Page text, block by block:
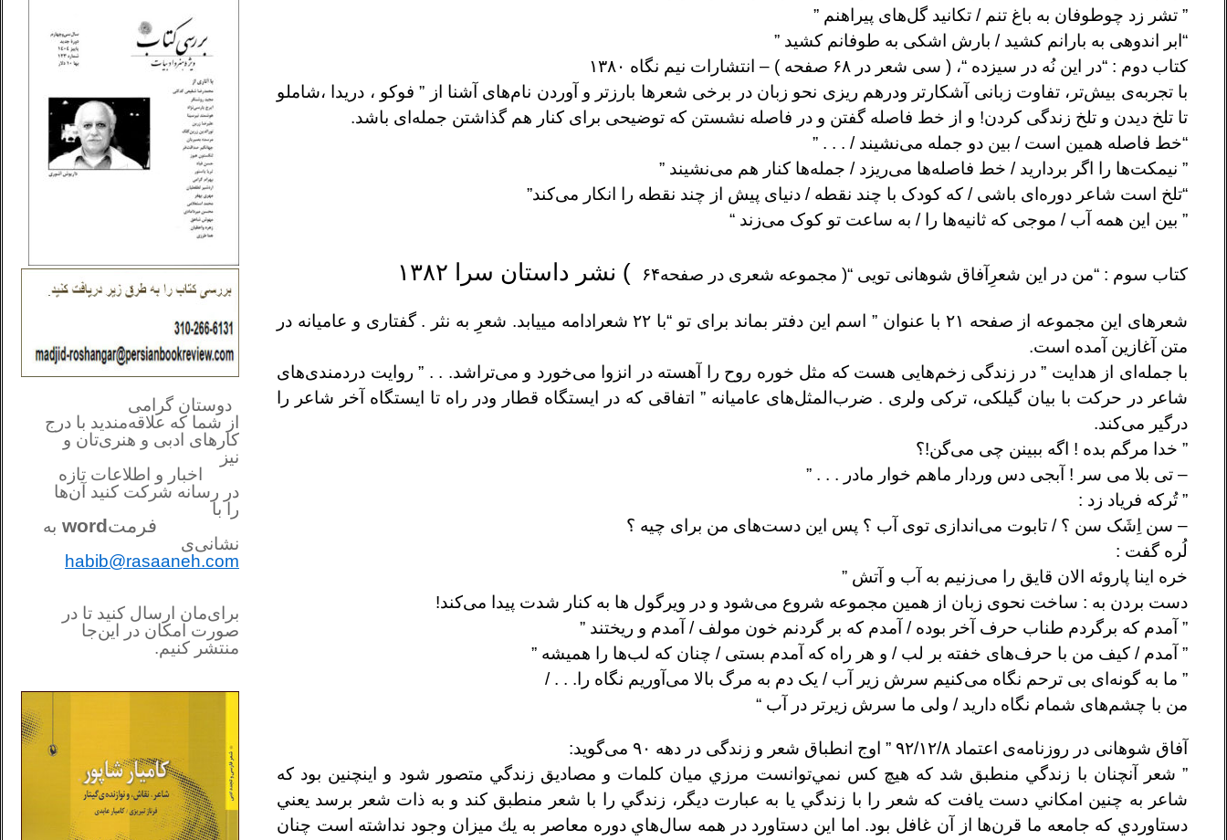
” تشر زد چوطوفان به باغ تنم / تکانید گل‌های پیراهنم ”
“ابر اندوهی به بارانم کشید / بارش اشکی به طوفانم کشید ”
کتاب دوم : “در این نُه در سیزده “، ( سی شعر در ۶۸ صفحه ) – انتشارات نیم نگاه ۱۳۸۰
با تجربه‌ی بیش‌تر، تفاوت زبانی آشکارتر ودرهم ریزی نحو زبان در برخی شعرها بارزتر و آوردن نام‌های آشنا از ” فوکو ، دریدا ،شاملو
تا تلخ دیدن و تلخ زندگی کردن! و از خط فاصله گفتن و در فاصله نشستن که توضیحی برای کنار هم گذاشتن جمله‌ای باشد.
“خط فاصله همین است / بین دو جمله می‌نشیند / . . . ”
” نیمکت‌ها را اگر بردارید / خط فاصله‌ها می‌ریزد / جمله‌ها کنار هم می‌نشیند ”
“تلخ است شاعر دوره‌ای باشی / که کودک با چند نقطه / دنیای پیش از چند نقطه را انکار می‌کند”
” بین این همه آب / موجی که ثانیه‌ها را / به ساعت تو کوک می‌زند “
کتاب سوم : “من در این شعرِآفاق شوهانی تویی “( مجموعه شعری در صفحه۶۴ ) نشر داستان سرا ۱۳۸۲
شعرهای این مجموعه از صفحه ۲۱ با عنوان ” اسم این دفتر بماند برای تو “با ۲۲ شعرادامه می‎یابد. شعرِ به نثر . گفتاری و عامیانه در
متن آغازین آمده است.
با جمله‌ای از هدایت ” در زندگی زخم‌هایی هست که مثل خوره روح را آهسته در انزوا می‌خورد و می‌تراشد. . . ” روایت دردمندی‌های
شاعر در حرکت با بیان گیلکی، ترکی ولری . ضرب‌المثل‌های عامیانه ” اتفاقی که در ایستگاه قطار ودر راه تا ایستگاه آخر شاعر را
درگیر می‌کند.
” خدا مرگم بده ! اگه ببینن چی می‌گن!؟
– تی بلا می سر ! آبجی دس وردار ماهم خوار مادر . . . ”
” تُرکه فریاد زد :
– سن اِشَک سن ؟ / تابوت می‌اندازی توی آب ؟ پس این دست‌های من برای چیه ؟
لُره گفت :
خره اینا پاروئه الان قایق را می‌زنیم به آب و آتش ”
دست بردن به : ساخت نحوی زبان از همین مجموعه شروع می‌شود و در ویرگول ها به کنار شدت پیدا می‌کند!
” آمدم که برگردم طناب حرف آخر بوده / آمدم که بر گردنم خون مولف / آمدم و ریختند ”
” آمدم / کیف من با حرف‌های خفته بر لب / و هر راه که آمدم بستی / چنان که لب‌ها را همیشه ”
” ما به گونه‌ای بی ترحم نگاه می‌کنیم سرش زیر آب / یک دم به مرگ بالا می‌آوریم نگاه را. . . /
من با چشم‌های شمام نگاه دارید / ولی ما سرش زیرتر در آب “
آفاق شوهانی در روزنامه‌ی اعتماد ۹۲/۱۲/۸ ” اوج انطباق شعر و زندگی در دهه ۹۰ می‌گوید:
” شعر آنچنان با زندگي منطبق شد كه هيچ كس نمي‌توانست مرزي ميان كلمات و مصاديق زندگي متصور شود و اينچنين بود كه
شاعر به چنين امكاني دست يافت كه شعر را با زندگي يا به عبارت ديگر، زندگي را با شعر منطبق كند و به ذات شعر برسد يعني
دستاوردي كه جامعه ما قرن‌ها از آن غافل بود. اما اين دستاورد در همه سال‌هاي دوره معاصر به يك ميزان وجود نداشته است چنان
دوستان گرامی
از شما که علاقه‌مندید با درج
کارهای‌ ادبی و هنری‌تان و
نیز
اخبار و اطلاعات تازه
در رسانه شرکت کنید آن‌ها
را با
فرمتword به
نشانی‌ی
habib@rasaaneh.com
برای‌مان ارسال کنید تا در
صورت امکان در این‌جا
منتشر کنیم.